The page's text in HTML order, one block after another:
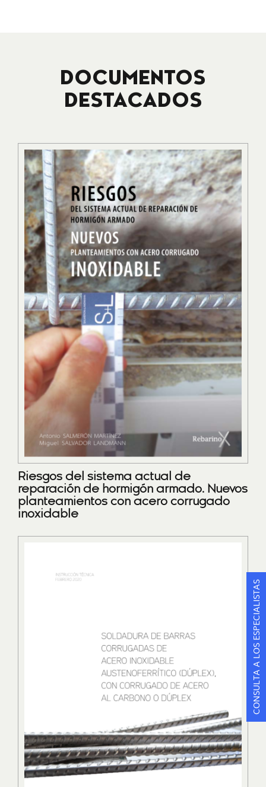
DOCUMENTOS
DESTACADOS
Riesgos del sistema actual de
reparación de hormigón armado. Nuevos
planteamientos con acero corrugado
inoxidable
CONSULTA A LOS ESPECIALISTAS